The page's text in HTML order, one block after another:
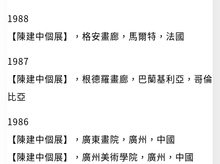
1988
【陳建中個展】，格安畫廊，馬爾特，法國
1987
【陳建中個展】，根德羅畫廊，巴蘭基利亞，哥倫
比亞
1986
【陳建中個展】，廣東畫院，廣州，中國
【陳建中個展】，廣州美術學院，廣州，中國